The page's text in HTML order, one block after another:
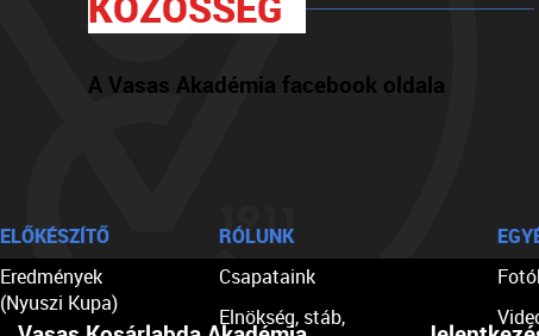
A Vasas Akadémia facebook oldala
ELŐKÉSZÍTŐ
Eredmények
(Nyuszi Kupa)
RÓLUNK
Csapataink
Elnökség, stáb,